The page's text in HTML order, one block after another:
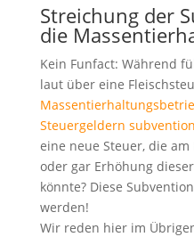
Streichung der
die
Kein Funfact: Während
laut über eine
Steuergeldern
eine neue Steuer, die
oder gar Erhöhung
könnte? Diese
werden!
Wir reden hier im